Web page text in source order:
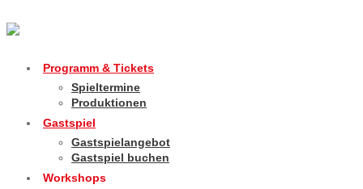
Programm & Tickets
Spieltermine
Produktionen
Gastspiel
Gastspielangebot
Gastspiel buchen
Workshops